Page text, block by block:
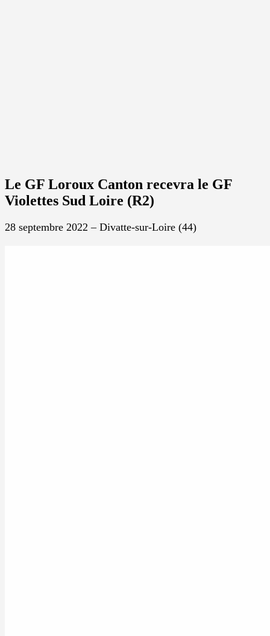
Le GF Loroux Canton recevra le GF
Violettes Sud Loire (R2)
28 septembre 2022 – Divatte-sur-Loire (44)